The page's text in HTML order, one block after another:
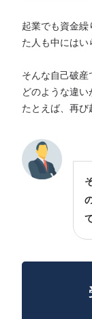
起業でも資金
た人も中にはい
そんな自己破産
どのような違い
たとえば、再び